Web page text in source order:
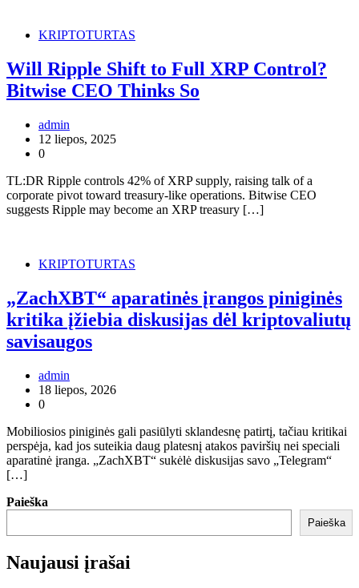
KRIPTOTURTAS
Will Ripple Shift to Full XRP Control?
Bitwise CEO Thinks So
admin
12 liepos, 2025
0
TL:DR Ripple controls 42% of XRP supply, raising talk of a
corporate pivot toward treasury-like operations. Bitwise CEO
suggests Ripple may become an XRP treasury […]
KRIPTOTURTAS
„ZachXBT“ aparatinės įrangos piniginės
kritika įžiebia diskusijas dėl kriptovaliutų
savisaugos
admin
18 liepos, 2026
0
Mobiliosios piniginės gali pasiūlyti sklandesnę patirtį, tačiau kritikai
perspėja, kad jos suteikia daug platesnį atakos paviršių nei speciali
aparatinė įranga. „ZachXBT“ sukėlė diskusijas savo „Telegram“
[…]
Paieška
Paieška
Naujausi įrašai